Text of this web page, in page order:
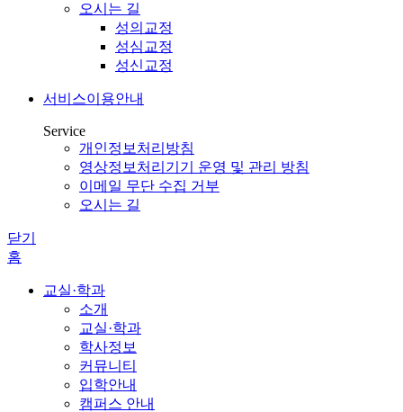
오시는 길
성의교정
성심교정
성신교정
서비스이용안내
Service
개인정보처리방침
영상정보처리기기 운영 및 관리 방침
이메일 무단 수집 거부
오시는 길
닫기
홈
교실·학과
소개
교실·학과
학사정보
커뮤니티
입학안내
캠퍼스 안내